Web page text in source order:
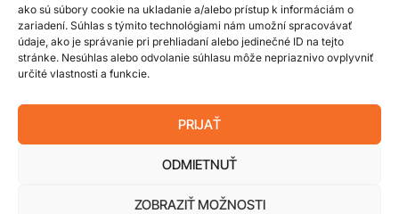
ako sú súbory cookie na ukladanie a/alebo prístup k informáciám o
zariadení. Súhlas s týmito technológiami nám umožní spracovávať
údaje, ako je správanie pri prehliadaní alebo jedinečné ID na tejto
stránke. Nesúhlas alebo odvolanie súhlasu môže nepriaznivo ovplyvniť
určité vlastnosti a funkcie.
PRIJAŤ
ODMIETNUŤ
ZOBRAZIŤ MOŽNOSTI